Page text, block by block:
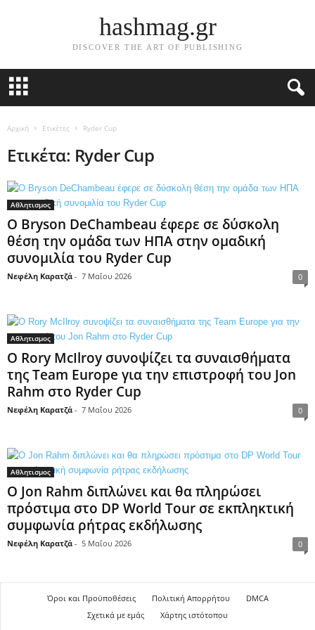
hashmag.gr
DISCOVER THE ART OF PUBLISHING
Αρχική Ετικέτες Ryder Cup
Ετικέτα: Ryder Cup
Αθλητισμος
Ο Bryson DeChambeau έφερε σε δύσκολη
θέση την ομάδα των ΗΠΑ στην ομαδική
συνομιλία του Ryder Cup
Νεφέλη Καρατζά - 7 Μαΐου 2026 0
Αθλητισμος
Ο Rory McIlroy συνοψίζει τα συναισθήματα
της Team Europe για την επιστροφή του Jon
Rahm στο Ryder Cup
Νεφέλη Καρατζά - 7 Μαΐου 2026 0
Αθλητισμος
Ο Jon Rahm διπλώνει και θα πληρώσει
πρόστιμα στο DP World Tour σε εκπληκτική
συμφωνία ρήτρας εκδήλωσης
Νεφέλη Καρατζά - 5 Μαΐου 2026 0
Όροι και Προϋποθέσεις Πολιτική Απορρήτου
DMCA
Σχετικά με εμάς
Χάρτης ιστότοπου